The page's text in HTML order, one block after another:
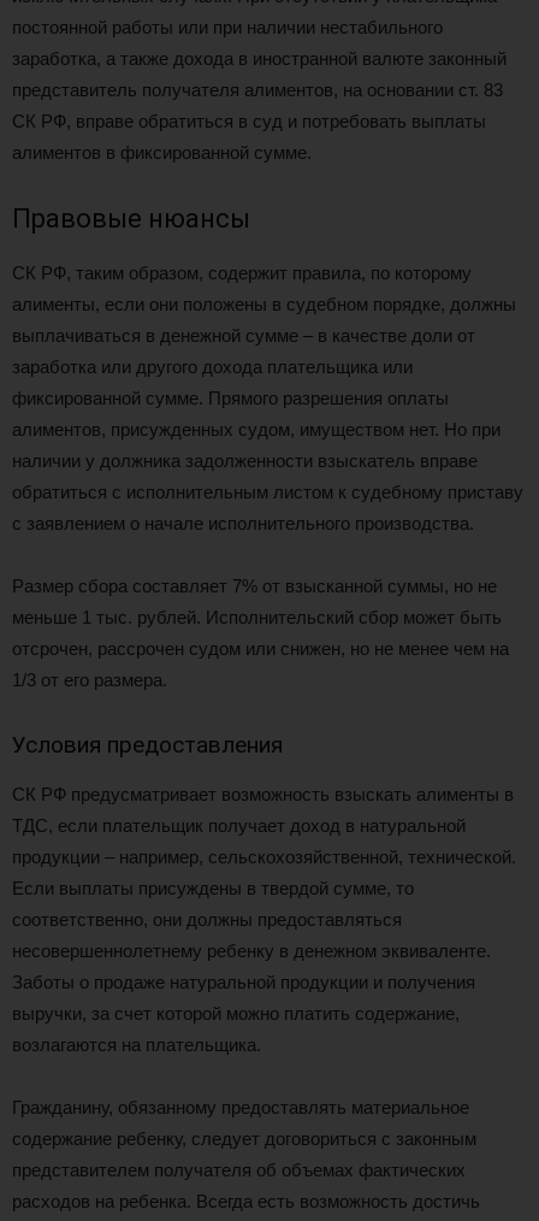
постоянной работы или при наличии нестабильного
заработка, а также дохода в иностранной валюте законный
представитель получателя алиментов, на основании ст. 83
СК РФ, вправе обратиться в суд и потребовать выплаты
алиментов в фиксированной сумме.
Правовые нюансы
СК РФ, таким образом, содержит правила, по которому
алименты, если они положены в судебном порядке, должны
выплачиваться в денежной сумме – в качестве доли от
заработка или другого дохода плательщика или
фиксированной сумме. Прямого разрешения оплаты
алиментов, присужденных судом, имуществом нет. Но при
наличии у должника задолженности взыскатель вправе
обратиться с исполнительным листом к судебному приставу
с заявлением о начале исполнительного производства.
Размер сбора составляет 7% от взысканной суммы, но не
меньше 1 тыс. рублей. Исполнительский сбор может быть
отсрочен, рассрочен судом или снижен, но не менее чем на
1/3 от его размера.
Условия предоставления
СК РФ предусматривает возможность взыскать алименты в
ТДС, если плательщик получает доход в натуральной
продукции – например, сельскохозяйственной, технической.
Если выплаты присуждены в твердой сумме, то
соответственно, они должны предоставляться
несовершеннолетнему ребенку в денежном эквиваленте.
Заботы о продаже натуральной продукции и получения
выручки, за счет которой можно платить содержание,
возлагаются на плательщика.
Гражданину, обязанному предоставлять материальное
содержание ребенку, следует договориться с законным
представителем получателя об объемах фактических
расходов на ребенка. Всегда есть возможность достичь